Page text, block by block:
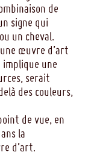
de
signe qui
un cheval.
œuvre d’art
une
serait
des couleurs,
de vue, en
la
d’art.